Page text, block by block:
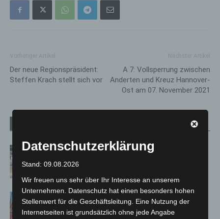
Der neue Regionspräsident:
Steffen Krach stellt sich vor
A 7: Vollsperrung zwischen
Anderten und Kreuz Hannover-
Ost am 07. November 2021
Kunst trifft Weingenuss: Barbara-
Susann Mehring zeigt ihre Werke im
A2: Zweite Turbobaustelle startet
zwischen Hannover-West und
Datenschutzerklärung
Stand: 09.08.2026
Wir freuen uns sehr über Ihr Interesse an unserem
Unternehmen. Datenschutz hat einen besonders hohen
Stellenwert für die Geschäftsleitung. Eine Nutzung der
Internetseiten ist grundsätzlich ohne jede Angabe